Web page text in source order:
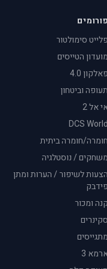
פורומים
פלייט סימולטור
מועדון הטייסים
פאלקון 4.0
תעופה וביטחון
אל 2
DCS World
חומרה/חומרה ביתית
משחקים / נוסטלגיה
הצעות לשיפור / הערות ומתן
פידבק
קנה ומכור
סקינרים
מתגייסים
3